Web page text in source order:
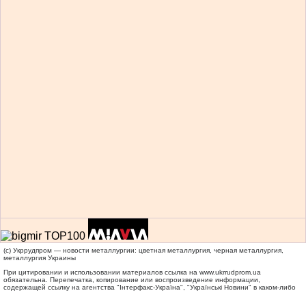
(c) Укррудпром — новости металлургии: цветная металлургия, черная металлургия,
металлургия Украины
При цитировании и использовании материалов ссылка на www.ukrrudprom.ua
обязательна. Перепечатка, копирование или воспроизведение информации,
содержащей ссылку на агентства "Iнтерфакс-Україна", "Українськi Новини" в каком-либо